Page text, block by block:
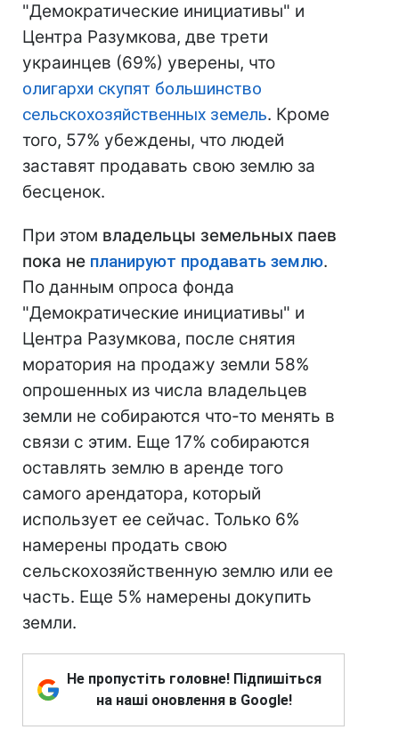
"Демократические инициативы" и
Центра Разумкова, две трети
украинцев (69%) уверены, что
олигархи скупят большинство
сельскохозяйственных земель. Кроме
того, 57% убеждены, что людей
заставят продавать свою землю за
бесценок.
При этом владельцы земельных паев
пока не планируют продавать землю.
По данным опроса фонда
"Демократические инициативы" и
Центра Разумкова, после снятия
моратория на продажу земли 58%
опрошенных из числа владельцев
земли не собираются что-то менять в
связи с этим. Еще 17% собираются
оставлять землю в аренде того
самого арендатора, который
использует ее сейчас. Только 6%
намерены продать свою
сельскохозяйственную землю или ее
часть. Еще 5% намерены докупить
земли.
Не пропустіть головне! Підпишіться
на наші оновлення в Google!